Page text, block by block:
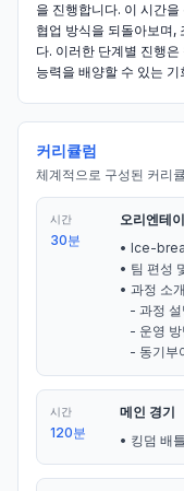
을 진행합니다. 이 시간
협업 방식을 되돌아보며,
다. 이러한 단계별 진행
능력을 배양할 수 있는
커리큘럼
체계적으로 구성된 커리
시간
30분
오리엔테
• Ice-
• 팀 편성
• 과정 소개
- 동기부
시간
120분
메인 경기
• 킹덤 배